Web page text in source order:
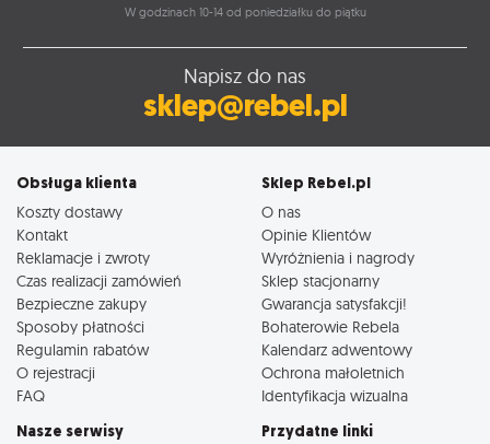
W godzinach 10-14 od poniedziałku do piątku
Napisz do nas
sklep@rebel.pl
Obsługa klienta
Koszty dostawy
Kontakt
Reklamacje i zwroty
Czas realizacji zamówień
Bezpieczne zakupy
Sposoby płatności
Regulamin rabatów
O rejestracji
FAQ
Sklep Rebel.pl
O nas
Opinie Klientów
Wyróżnienia i nagrody
Sklep stacjonarny
Gwarancja satysfakcji!
Bohaterowie Rebela
Kalendarz adwentowy
Ochrona małoletnich
Identyfikacja wizualna
Nasze serwisy Przydatne linki